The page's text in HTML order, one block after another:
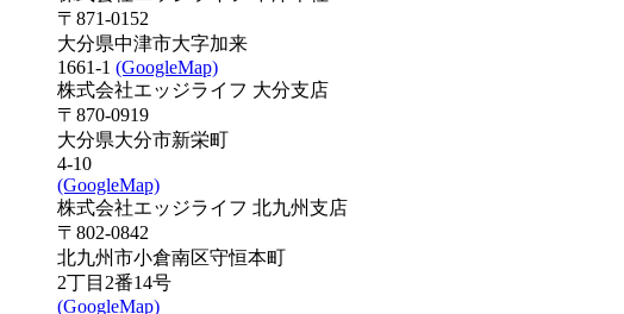
〒871-0152
大分県中津市大字加来
1661-1 (GoogleMap)
株式会社エッジライフ 大分支店
〒870-0919
大分県大分市新栄町
4-10
(GoogleMap)
株式会社エッジライフ 北九州支店
〒802-0842
北九州市小倉南区守恒本町
2丁目2番14号
(GoogleMap)